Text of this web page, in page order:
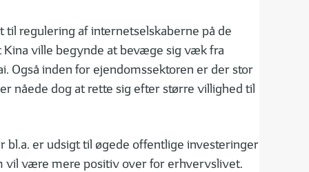
regulering af internetselskaberne på de
Kina ville begynde at bevæge sig væk fra
Også inden for ejendomssektoren er der stor
nåede dog at rette sig efter større villighed til
bl.a. er udsigt til øgede offentlige investeringer
vil være mere positiv over for erhvervslivet.